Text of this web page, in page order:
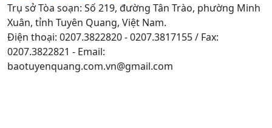
Trụ sở Tòa soạn: Số 219, đường Tân Trào, phường Minh
Xuân, tỉnh Tuyên Quang, Việt Nam.
Điện thoại: 0207.3822820 - 0207.3817155 / Fax:
0207.3822821 - Email:
baotuyenquang.com.vn@gmail.com